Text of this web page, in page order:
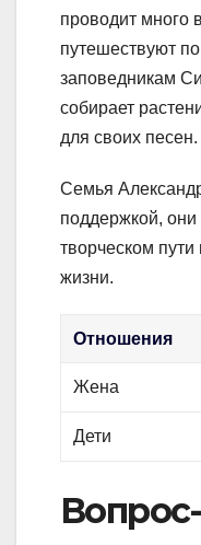
проводит много
путешествуют
заповедникам
собирает
для своих песен.
Семья
поддержкой, они
творческом
жизни.
Отношения
Жена
Дети